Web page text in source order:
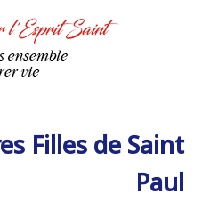
Filles de Saint
Paul